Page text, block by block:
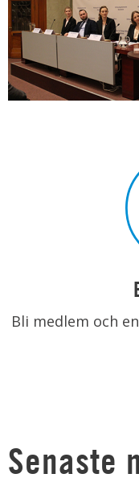
Bli medlem och
Senaste